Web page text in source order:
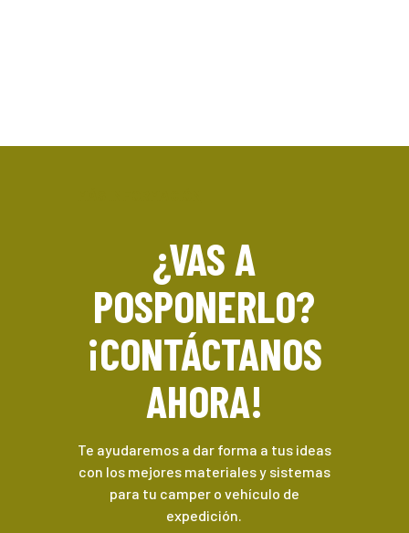
¿VAS A
POSPONERLO?
¡CONTÁCTANOS
AHORA!
Te ayudaremos a dar forma a tus ideas
con los mejores materiales y sistemas
para tu camper o vehículo de
expedición.